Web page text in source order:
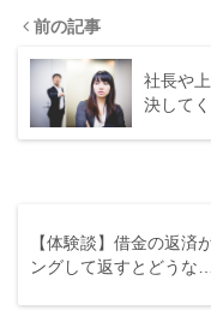
前の記事
社長や
決して
【体験談】借金の返済
ングして返すとどうな…